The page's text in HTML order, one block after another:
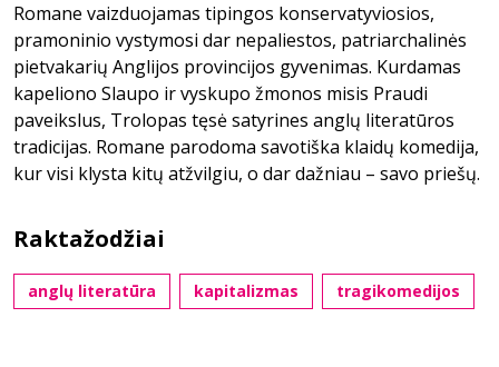
Romane vaizduojamas tipingos konservatyviosios,
pramoninio vystymosi dar nepaliestos, patriarchalinės
pietvakarių Anglijos provincijos gyvenimas. Kurdamas
kapeliono Slaupo ir vyskupo žmonos misis Praudi
paveikslus, Trolopas tęsė satyrines anglų literatūros
tradicijas. Romane parodoma savotiška klaidų komedija,
kur visi klysta kitų atžvilgiu, o dar dažniau – savo priešų.
Raktažodžiai
anglų literatūra kapitalizmas tragikomedijos